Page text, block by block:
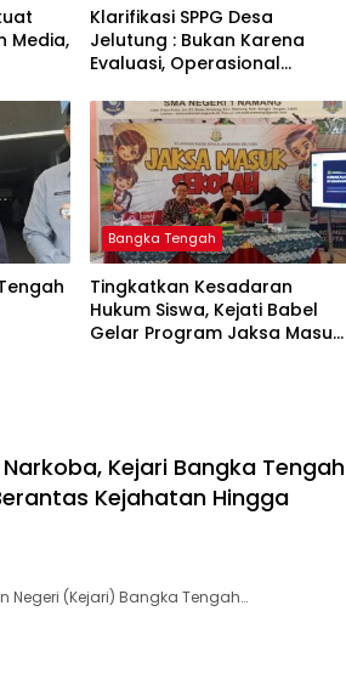
Media,
‎Klarifikasi SPPG Desa
Jelutung : Bukan Karena
Evaluasi, Operasional
Dana Banper Belum Cair
Bangka Tengah
Tingkatkan Kesadaran
Hukum Siswa, Kejati Babel
Gelar Program Jaksa Masuk
Kejari Bangka Tengah
Kejahatan Hingga
Negeri (Kejari) Bangka Tengah…